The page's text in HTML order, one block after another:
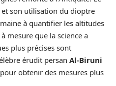
et son utilisation du dioptre
à quantifier les altitudes
mesure que la science a
plus précises sont
érudit persan Al-Biruni
obtenir des mesures plus